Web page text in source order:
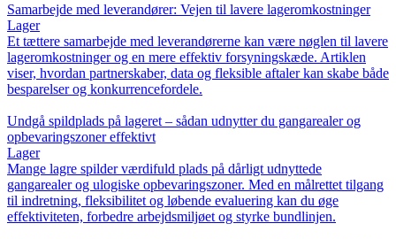
Samarbejde med leverandører: Vejen til lavere lageromkostninger
Lager
Et tættere samarbejde med leverandørerne kan være nøglen til lavere
lageromkostninger og en mere effektiv forsyningskæde. Artiklen
viser, hvordan partnerskaber, data og fleksible aftaler kan skabe både
besparelser og konkurrencefordele.
Undgå spildplads på lageret – sådan udnytter du gangarealer og
opbevaringszoner effektivt
Lager
Mange lagre spilder værdifuld plads på dårligt udnyttede
gangarealer og ulogiske opbevaringszoner. Med en målrettet tilgang
til indretning, fleksibilitet og løbende evaluering kan du øge
effektiviteten, forbedre arbejdsmiljøet og styrke bundlinjen.